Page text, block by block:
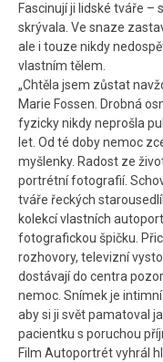
Fascinují ji lidské tváře –
skrývala. Ve snaze
ale i touze nikdy
vlastním tělem.
„Chtěla jsem zůstat
Marie Fossen. Drobná
fyzicky nikdy neprošla
let. Od té doby nemoc
myšlenky. Radost ze
portrétní fotografií.
tváře řeckých
kolekcí vlastních
fotografickou špičku.
rozhovory, televizní
dostávají do centra
nemoc. Snímek je
aby si ji svět pamatoval
pacientku s poruchou
Film Autoportrét vyhrál